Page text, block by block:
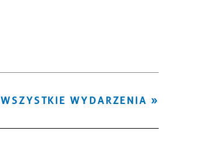
Miejsce
WSZYSTKIE WYDARZENIA